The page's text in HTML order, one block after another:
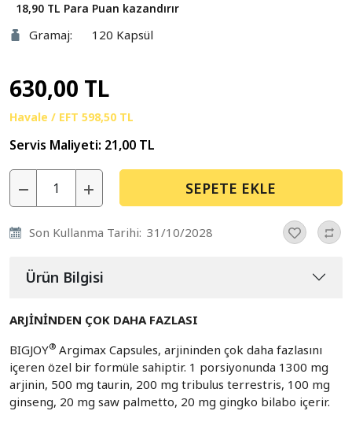
18,90 TL Para Puan kazandırır
Gramaj: 120 Kapsül
630,00 TL
Havale / EFT 598,50 TL
Servis Maliyeti: 21,00 TL
SEPETE EKLE
Son Kullanma Tarihi: 31/10/2028
Ürün Bilgisi
ARJİNİNDEN ÇOK DAHA FAZLASI
BIGJOY® Argimax Capsules, arjininden çok daha fazlasını
içeren özel bir formüle sahiptir. 1 porsiyonunda 1300 mg
arjinin, 500 mg taurin, 200 mg tribulus terrestris, 100 mg
ginseng, 20 mg saw palmetto, 20 mg gingko bilabo içerir.